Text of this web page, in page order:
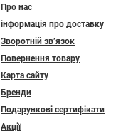
Про нас
інформація про доставку
Зворотній зв’язок
Повернення товару
Карта сайту
Бренди
Подарункові сертифікати
Акції